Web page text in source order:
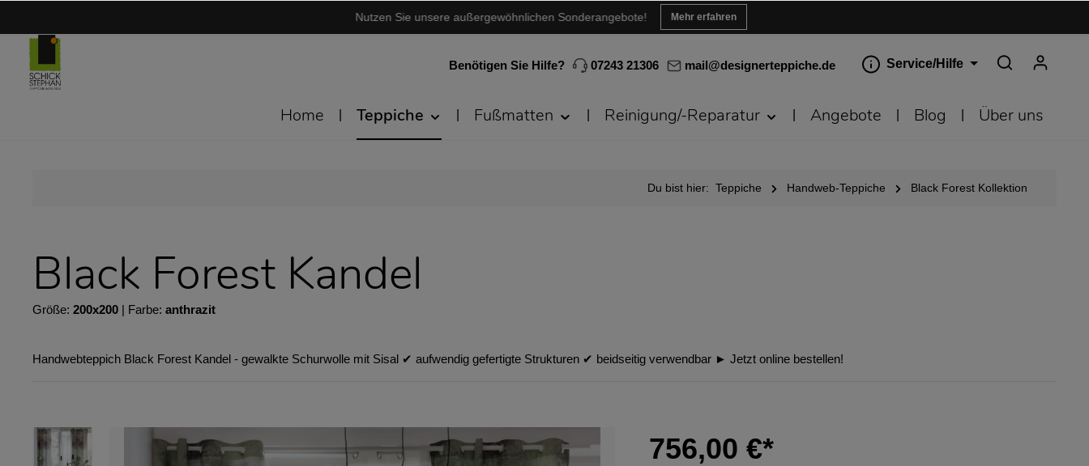
Nutzen Sie unsere außergewöhnlichen Sonderangebote! Mehr erfahren
Benötigen Sie Hilfe? 07243 21306 mail@designerteppiche.de Service/Hilfe
Home Teppiche Fußmatten Reinigung/-Reparatur Angebote Blog Über uns
Du bist hier: Teppiche Handweb-Teppiche Black Forest Kollektion
Black Forest Kandel
Größe: 200x200 | Farbe: anthrazit
Handwebteppich Black Forest Kandel - gewalkte Schurwolle mit Sisal ✔︎ aufwendig gefertigte Strukturen ✔︎ beidseitig verwendbar ► Jetzt online bestellen!
756,00 €*